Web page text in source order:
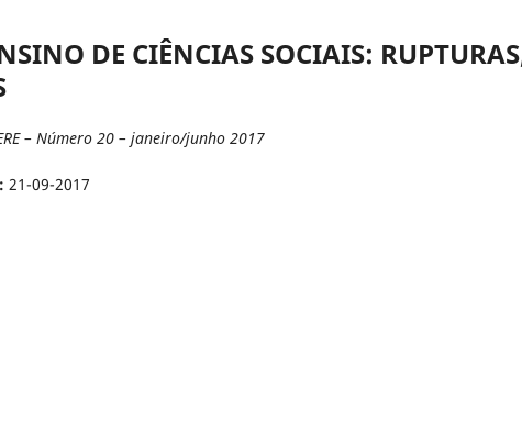
DE CIÊNCIAS SOCIAIS:
– Número 20 – janeiro/junho 2017
21-09-2017